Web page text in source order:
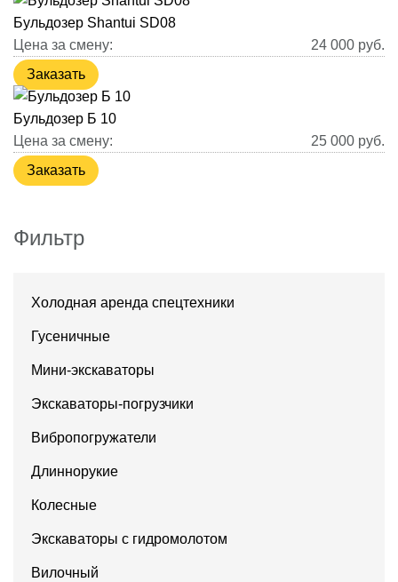
Фильтр
Холодная аренда спецтехники
Гусеничные
Мини-экскаваторы
Экскаваторы-погрузчики
Вибропогружатели
Длиннорукие
Колесные
Экскаваторы с гидромолотом
Вилочный
Бульдозер Shantui SD08
Цена за смену:
24 000 руб.
Заказать
Бульдозер Б 10
Цена за смену:
25 000 руб.
Заказать